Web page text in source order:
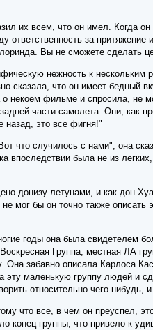
их всем, что он имел. Когда он
за притяжение
Вы не сможете сделать
нежность к
сказала, что он имеет бедный
некоем фильме и спросила, не
части самолета. Они, как
назад, это все фигня!"
что случилось с нами", она
впоследствии была не из
донизу летунами, и как дон
мог бы он точно также описать
годы она была свидетелем
Группа, местная ЛА
забавно описала Карлоса
маленькую группу людей и
относительно чего-нибудь,
все, в чем он преуспел, это
группы, что привело к